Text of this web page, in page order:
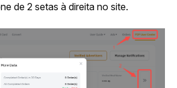
de 2 setas à direita no site.